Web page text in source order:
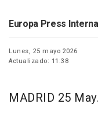
Europa Press
Lunes, 25 mayo 2026
Actualizado: 11:38
MADRID 25